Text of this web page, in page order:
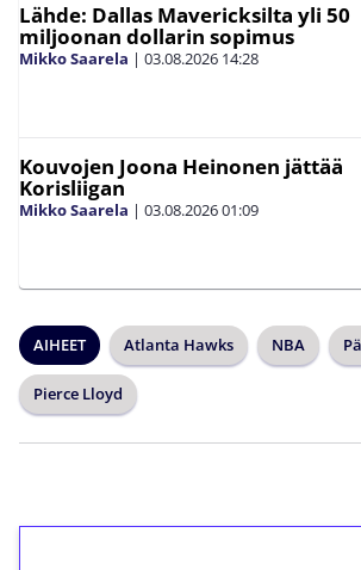
Lähde: Dallas Mavericksilta yli 50
miljoonan dollarin sopimus
Mikko Saarela | 03.08.2026 14:28
Kouvojen Joona Heinonen jättää
Korisliigan
Mikko Saarela | 03.08.202601:09
AIHEET Atlanta Hawks NBA
Pierce Lloyd